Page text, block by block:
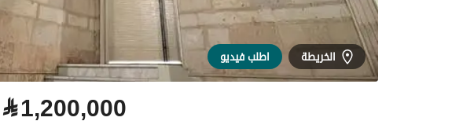
الخريطة اطلب فيديو
⃁1,200,000